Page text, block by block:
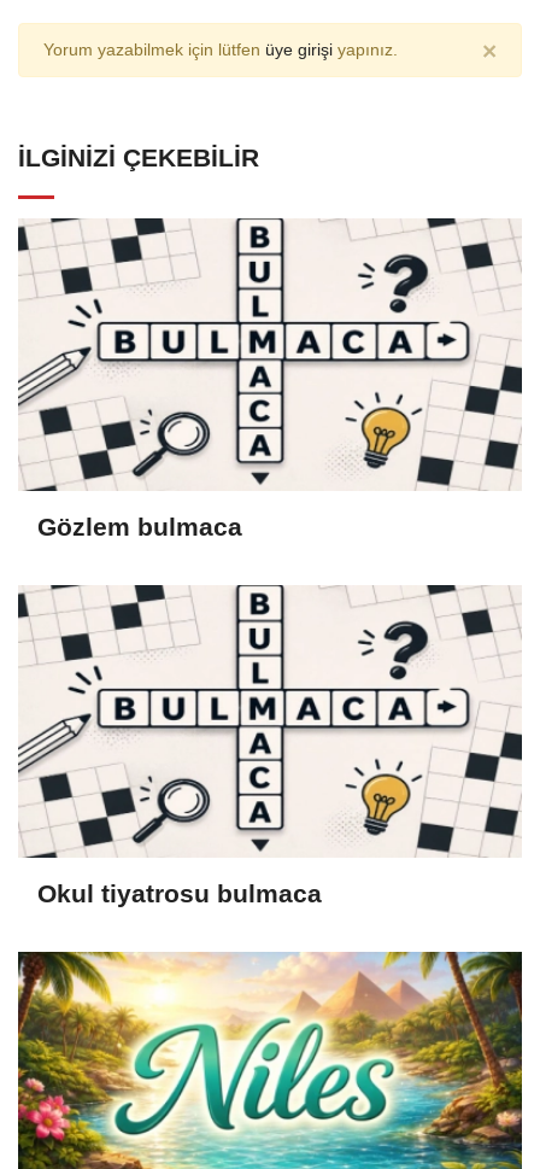
Yorum yazabilmek için lütfen üye girişi yapınız. ×
İLGINIZI ÇEKEBILIR
Gözlem bulmaca
Okul tiyatrosu bulmaca